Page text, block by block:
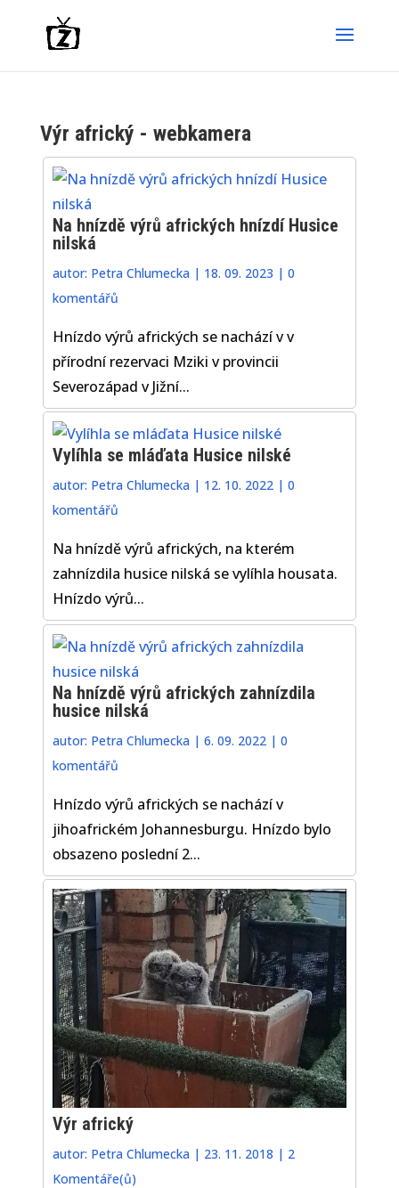
Výr africký - webkamera
Na hnízdě výrů afrických hnízdí Husice
nilská
autor: Petra Chlumecka | 18. 09. 2023 |0
komentářů
Hnízdo výrů afrických se nachází v v
přírodní rezervaci Mziki v provincii
Severozápad v Jižní...
Vylíhla se mláďata Husice nilské
autor: Petra Chlumecka | 12. 10. 2022 |0
komentářů
Na hnízdě výrů afrických, na kterém
zahnízdila husice nilská se vylíhla housata.
Hnízdo výrů...
Na hnízdě výrů afrických zahnízdila
husice nilská
autor: Petra Chlumecka |6. 09. 2022 |0
komentářů
Hnízdo výrů afrických se nachází v
jihoafrickém Johannesburgu. Hnízdo bylo
obsazeno poslední 2...
Výr africký
autor: Petra Chlumecka | 23. 11. 2018 | 2
Komentáře(ů)